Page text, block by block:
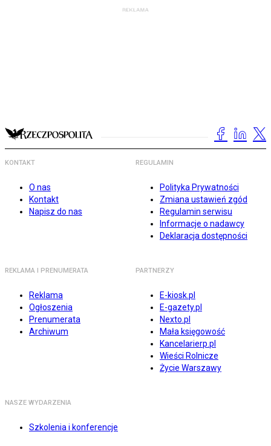
KONTAKT
O nas
Kontakt
Napisz do nas
REGULAMIN
Polityka Prywatności
Zmiana ustawień zgód
Regulamin serwisu
Informacje o nadawcy
Deklaracja dostępności
REKLAMA I PRENUMERATA
Reklama
Ogłoszenia
Prenumerata
Archiwum
PARTNERZY
E-kiosk.pl
E-gazety.pl
Nexto.pl
Mała księgowość
Kancelarierp.pl
Wieści Rolnicze
Życie Warszawy
NASZE WYDARZENIA
Szkolenia i konferencje